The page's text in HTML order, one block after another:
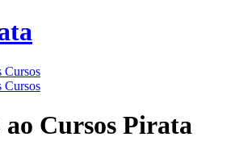
Cursos
Cursos
Cursos Pirata